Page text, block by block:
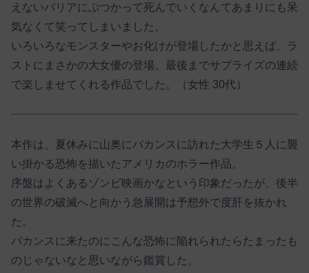
えないバリアにぶつかって死んでいくなんてあまりにも呆
気なくて笑ってしまいました。
いろいろなモンスターやお化けが登場したかと思えば、ラ
ストにまさかの大女優の登場。最後までサプライズの連続
で楽しませてくれる作品でした。（女性 30代）
本作は、夏休みに山奥にバカンスに訪れた大学生５人に襲
い掛かる恐怖を描いたアメリカのホラー作品。
序盤はよくあるゾンビ映画かなという印象だったが、後半
の世界の破滅へと向かう急展開は予想外で度肝を抜かれ
た。
バカンスに来たのにこんな恐怖に陥れられたらたまったも
のじゃないなと思いながら鑑賞した。